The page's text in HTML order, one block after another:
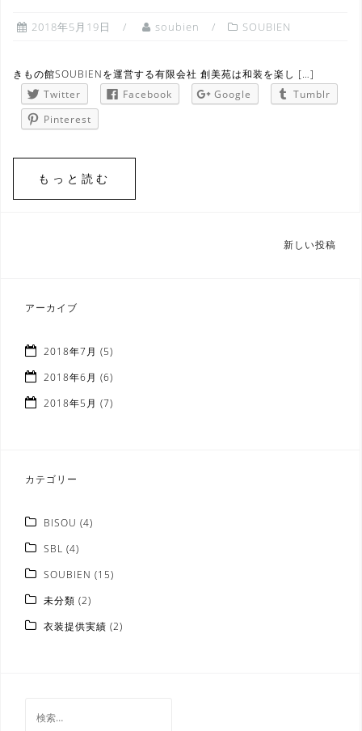
2018年5月19日 soubien SOUBIEN
きもの館SOUBIENを運営する有限会社 創美苑は和装を楽し […]
Twitter
Facebook Google
Tumblr
Pinterest
もっと読む
ゲ
シ
ョ
ン
新しい投稿
アーカイブ
2018年7月 (5)
2018年6月 (6)
2018年5月 (7)
カテゴリー
BISOU (4)
SBL (4)
SOUBIEN (15)
未分類 (2)
衣装提供実績 (2)
索: